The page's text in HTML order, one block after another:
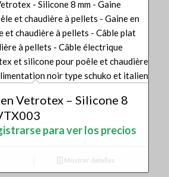
Vetrotex – Silicone 8
para ver los precios
Mostrar detalles